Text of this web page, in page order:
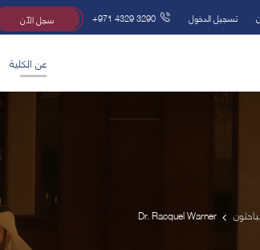
تسجيل الدخول +971 4329 3290 سجل الآن
عن الكلية
Dr. Racquel Warner